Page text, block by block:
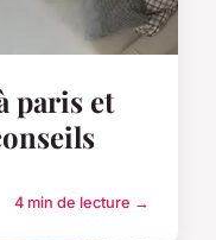
paris et
4 min de lecture →